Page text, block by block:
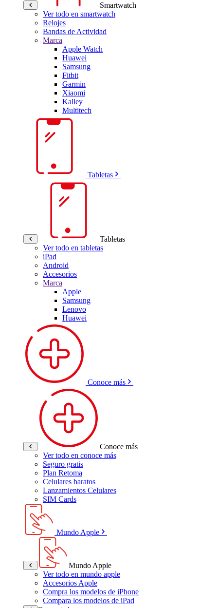
Smartwatch
Ver todo en smartwatch
Relojes
Bandas de Actividad
Marca
Apple Watch
Huawei
Samsung
Fitbit
Garmin
Xiaomi
Kalley
Multitech
Tabletas
Tabletas
Ver todo en tabletas
iPad
Android
Accesorios
Marca
Apple
Samsung
Lenovo
Huawei
Conoce más
Conoce más
Ver todo en conoce más
Seguro gratis
Plan Retoma
Celulares baratos
Lanzamientos Celulares
SIM Cards
Mundo Apple
Mundo Apple
Ver todo en mundo apple
Accesorios Apple
Compra los modelos de iPhone
Compara los modelos de iPad